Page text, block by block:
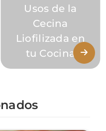
Usos de la
Cecina
Liofilizada en
tu Cocina